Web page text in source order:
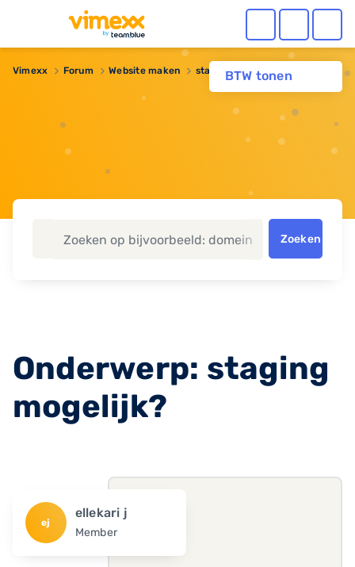
BTW tonen
Vimexx Forum Website maken staging mogelijk?
Zoeken
Onderwerp: staging
mogelijk?
ej
ellekari j
Member